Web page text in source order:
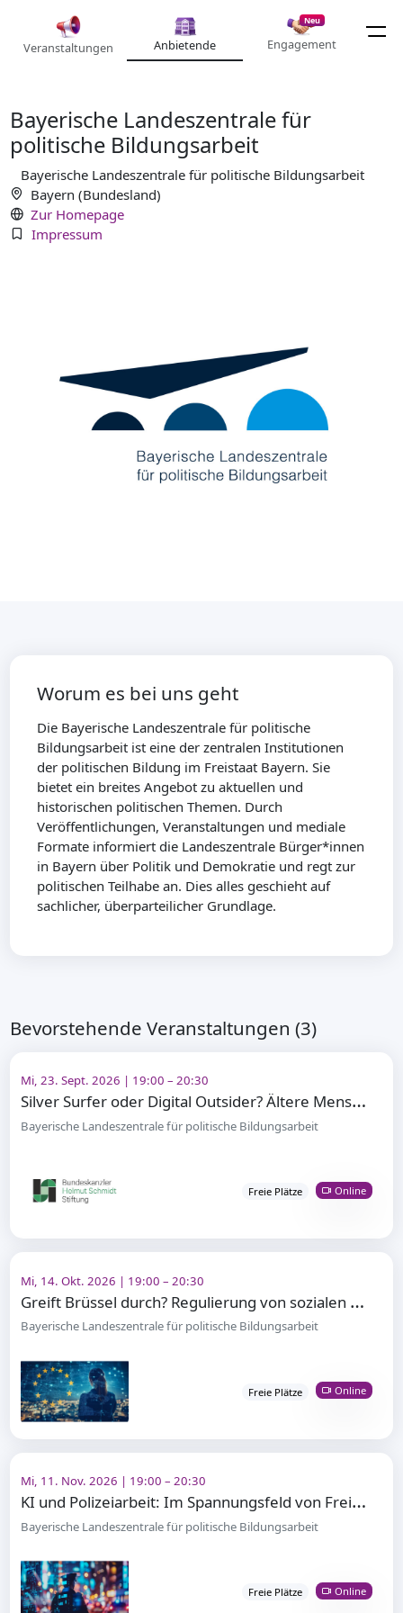
Veranstaltungen Anbietende
Neu
Engagement
Bayerische Landeszentrale für
politische Bildungsarbeit
Bayerische Landeszentrale für politische Bildungsarbeit
Bayern (Bundesland)
Zur Homepage
Impressum
Worum es bei uns geht
Die Bayerische Landeszentrale für politische
Bildungsarbeit ist eine der zentralen Institutionen
der politischen Bildung im Freistaat Bayern. Sie
bietet ein breites Angebot zu aktuellen und
historischen politischen Themen. Durch
Veröffentlichungen, Veranstaltungen und mediale
Formate informiert die Landeszentrale Bürger*innen
in Bayern über Politik und Demokratie und regt zur
politischen Teilhabe an. Dies alles geschieht auf
sachlicher, überparteilicher Grundlage.
Bevorstehende Veranstaltungen (3)
Mi, 23. Sept. 2026 | 19:00 – 20:30
S
ilver Surfer oder Digital Outsider? Ältere Menschen und digitale Teilhabe
Bayerische Landeszentrale für politische Bildungsarbeit
Freie Plätze Online
Mi, 14. Okt. 2026 | 19:00 – 20:30
G
reift Brüssel durch? Regulierung von sozialen Medien in der EU
Bayerische Landeszentrale für politische Bildungsarbeit
Freie Plätze Online
Mi, 11. Nov. 2026 | 19:00 – 20:30
K
I und Polizeiarbeit: Im Spannungsfeld von Freiheit und Sicherheit
Bayerische Landeszentrale für politische Bildungsarbeit
Freie Plätze Online